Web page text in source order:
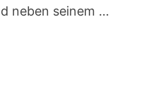
neben seinem …